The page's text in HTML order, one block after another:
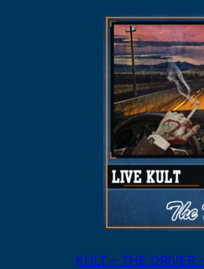
KULT – THE DRIVER